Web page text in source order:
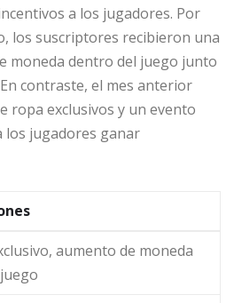
a los jugadores. Por
los suscriptores recibieron una
moneda dentro del juego junto
contraste, el mes anterior
ropa exclusivos y un evento
los jugadores ganar
aumento de moneda